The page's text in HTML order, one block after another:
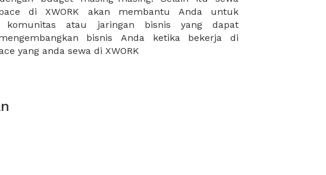
yang anda sewa di XWORK